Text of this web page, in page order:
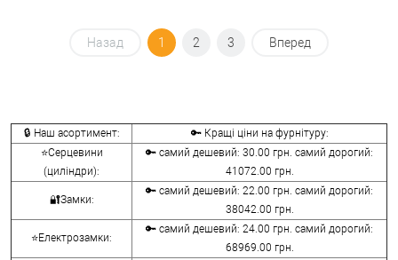
Назад 1 2 3 Вперед
🔒 Наш асортимент:
🔑 Кращі ціни на фурнітуру:
⭐Серцевини
(циліндри):
🔑 самий дешевий: 30.00 грн. самий дорогий:
41072.00 грн.
🔐Замки:
🔑 самий дешевий: 22.00 грн. самий дорогий:
38042.00 грн.
⭐Електрозамки:
🔑 самий дешевий: 24.00 грн. самий дорогий:
68969.00 грн.